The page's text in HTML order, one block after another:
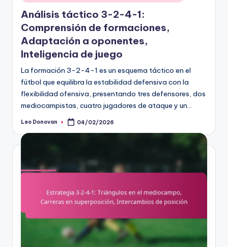
in
Análisis táctico 3-2-4-1:
Comprensión de formaciones,
Adaptación a oponentes,
Inteligencia de juego
La formación 3-2-4-1 es un esquema táctico en el
fútbol que equilibra la estabilidad defensiva con la
flexibilidad ofensiva, presentando tres defensores, dos
mediocampistas, cuatro jugadores de ataque y un…
Posted
Leo Donovan 04/02/2026